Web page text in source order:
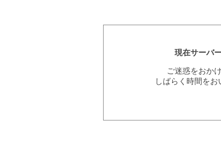
現在サーバ
ご迷惑をおか
しばらく時間を